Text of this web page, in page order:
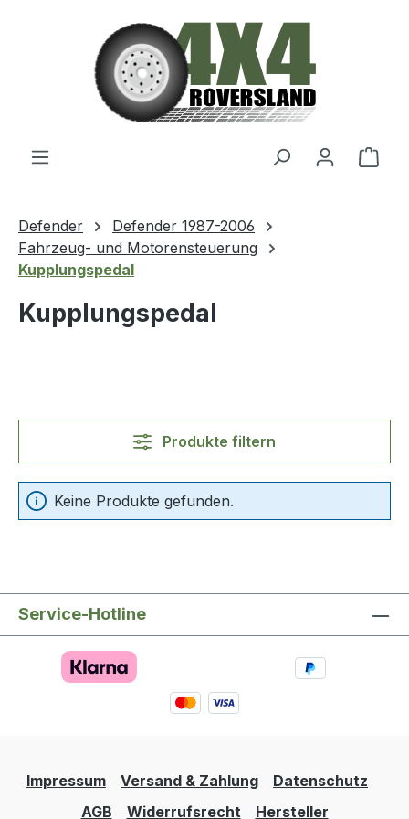
Zum Hauptinhalt springen
Defender
Defender 1987-2006
Fahrzeug- und Motorensteuerung
Kupplungspedal
Kupplungspedal
Produkte filtern
Keine Produkte gefunden.
Service-Hotline
Impressum Versand & Zahlung
Datenschutz
AGB
Widerrufsrecht Hersteller